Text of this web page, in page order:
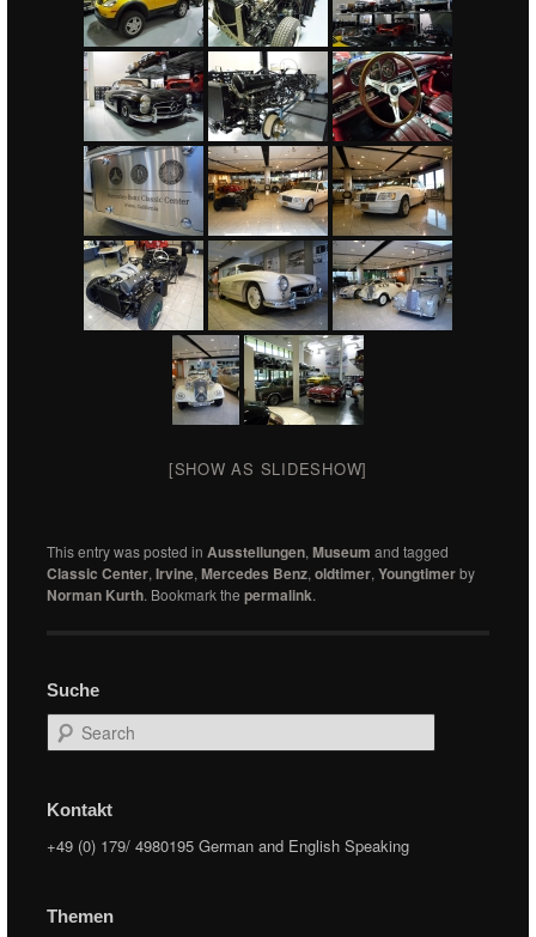
[SHOW AS SLIDESHOW]
This entry was posted inAusstellungen,Museum and tagged
Classic Center,Irvine,Mercedes Benz,oldtimer,Youngtimerby
Norman Kurth. Bookmark thepermalink.
Suche
Search
Kontakt
+49 (0) 179/ 4980195 German and English Speaking
Themen